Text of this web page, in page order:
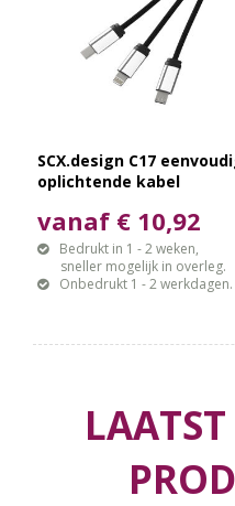
SCX.design C17
oplichtende kabel
vanaf € 10,92
Bedrukt in 1 - 2 weken,
sneller mogelijk in overleg.
Onbedrukt 1 - 2 werkdagen.